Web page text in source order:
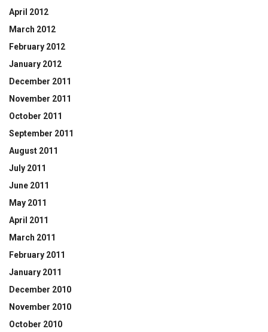
April 2012
March 2012
February 2012
January 2012
December 2011
November 2011
October 2011
September 2011
August 2011
July 2011
June 2011
May 2011
April 2011
March 2011
February 2011
January 2011
December 2010
November 2010
October 2010